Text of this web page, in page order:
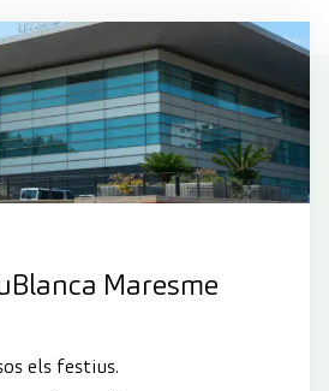
Maresme
els festius.